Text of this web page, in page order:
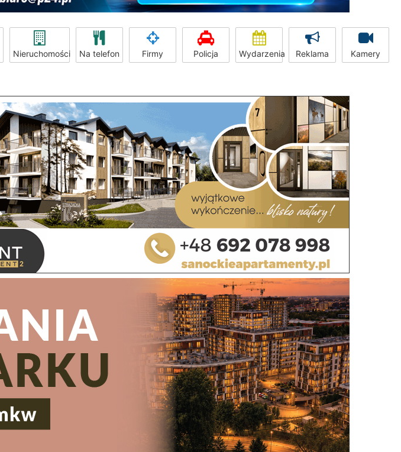
Nieruchomości Na telefon Firmy Policja Wydarzenia Reklama Kamery